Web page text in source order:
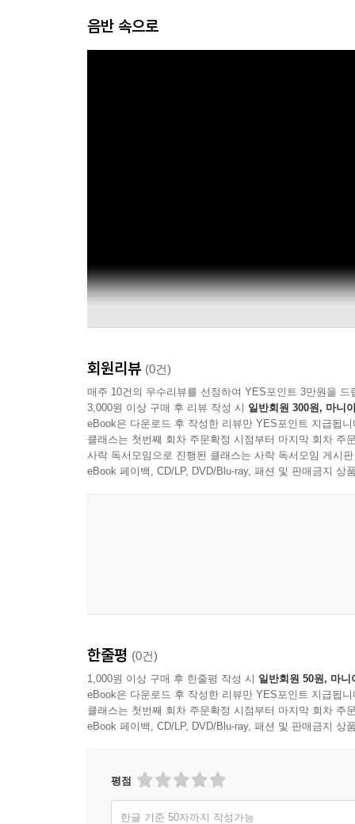
음반 속으로
회원리뷰 (0건)
매주 10건의 우수리뷰를 선정하여 YES포인트 3만원을 드
3,000원 이상 구매 후 리뷰 작성 시 일반회원 300원, 마니
eBook은 다운로드 후 작성한 리뷰만 YES포인트 지급됩니
클래스는 첫번째 회차 주문확정 시점부터 마지막 회차 주
사락 독서모임으로 진행된 클래스는 사락 독서모임 게시
eBook 페이백, CD/LP, DVD/Blu-ray, 패션 및 판매금지 상
한줄평 (0건)
1,000원 이상 구매 후 한줄평 작성 시 일반회원 50원, 마니
eBook은 다운로드 후 작성한 리뷰만 YES포인트 지급됩니
클래스는 첫번째 회차 주문확정 시점부터 마지막 회차 주
eBook 페이백, CD/LP, DVD/Blu-ray, 패션 및 판매금지 상
평점
한글 기준 50자까지 작성가능